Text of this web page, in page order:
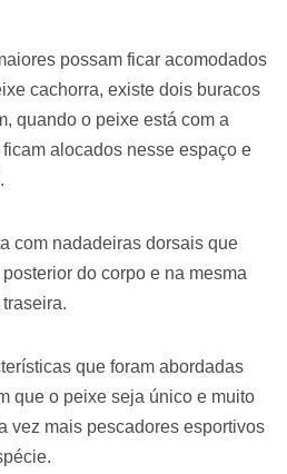
possam ficar acomodados
cachorra, existe dois buracos
quando o peixe está com a
alocados nesse espaço e
com nadadeiras dorsais que
do corpo e na mesma
que foram abordadas
que o peixe seja único e muito
vez mais pescadores esportivos